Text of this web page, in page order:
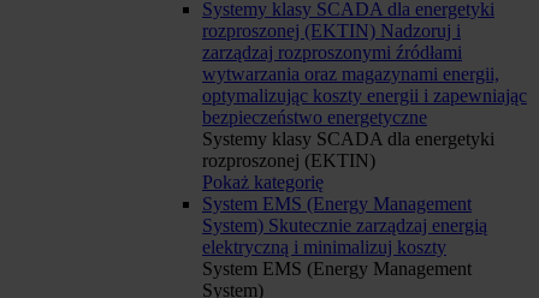
Systemy klasy SCADA dla energetyki
rozproszonej (EKTIN) Nadzoruj i
zarządzaj rozproszonymi źródłami
wytwarzania oraz magazynami energii,
optymalizując koszty energii i zapewniając
bezpieczeństwo energetyczne
Systemy klasy SCADA dla energetyki
rozproszonej (EKTIN)
Pokaż kategorię
System EMS (Energy Management
System) Skutecznie zarządzaj energią
elektryczną i minimalizuj koszty
System EMS (Energy Management
System)